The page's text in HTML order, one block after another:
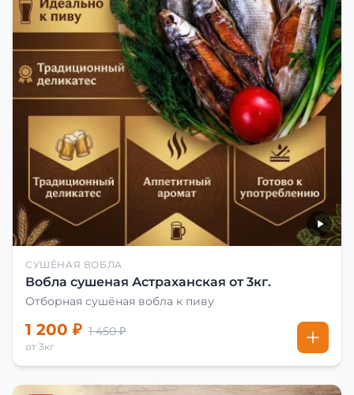
СУШЁНАЯ ВОБЛА
Вобла сушеная Астраханская от 3кг.
Отборная сушёная вобла к пиву
1 200 ₽ 1 450 ₽
от 3кг